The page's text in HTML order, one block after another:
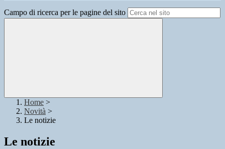
Campo di ricerca per le pagine del sito
Home >
Novità >
Le notizie
Le notizie